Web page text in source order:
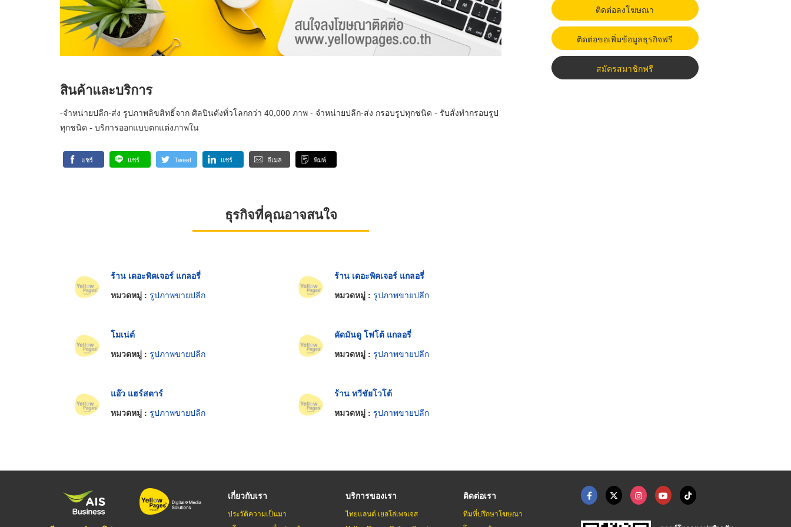
สินค้าและบริการ
-จำหน่ายปลีก-ส่ง รูปภาพลิขสิทธิ์จาก ศิลปินดังทั่วโลกกว่า 40,000 ภาพ - จำหน่ายปลีก-ส่ง กรอบรูปทุกชนิด - รับสั่งทำกรอบรูป
ทุกชนิด - บริการออกแบบตกแต่งภาพใน
แชร์ แชร์ Tweet แชร์ อีเมล พิมพ์
ธุรกิจที่คุณอาจสนใจ
ร้าน เดอะพิคเจอร์ แกลอรี่
หมวดหมู่ : รูปภาพขายปลีก
ร้าน เดอะพิคเจอร์ แกลอรี่
หมวดหมู่ : รูปภาพขายปลีก
โมเน่ต์
หมวดหมู่ : รูปภาพขายปลีก
คัดมันดู โฟโต้ แกลอรี่
หมวดหมู่ : รูปภาพขายปลีก
แอ๊ว แฮร์สตาร์
หมวดหมู่ : รูปภาพขายปลีก
ร้าน ทวีชัยโวโต้
หมวดหมู่ : รูปภาพขายปลีก
ติดต่อลงโฆษณา
ติดต่อขอเพิ่มข้อมูลธุรกิจฟรี
สมัครสมาชิกฟรี
เกี่ยวกับเรา
ประวัติความเป็นมา
บริการของเรา
ไทยแลนด์ เยลโล่เพจเจส
ติดต่อเรา
ทีมที่ปรึกษาโฆษณา